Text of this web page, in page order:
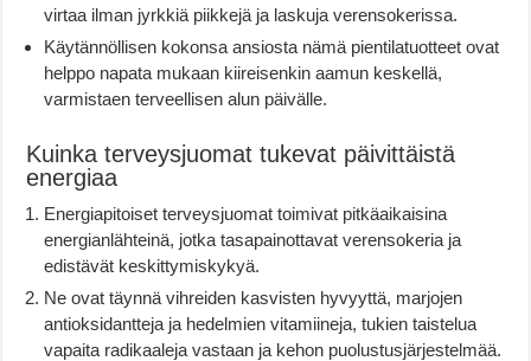
virtaa ilman jyrkkiä piikkejä ja laskuja verensokerissa.
Käytännöllisen kokonsa ansiosta nämä pientilatuotteet ovat
helppo napata mukaan kiireisenkin aamun keskellä,
varmistaen terveellisen alun päivälle.
Kuinka terveysjuomat tukevat päivittäistä
energiaa
Energiapitoiset terveysjuomat toimivat pitkäaikaisina
energianlähteinä, jotka tasapainottavat verensokeria ja
edistävät keskittymiskykyä.
Ne ovat täynnä vihreiden kasvisten hyvyyttä, marjojen
antioksidantteja ja hedelmien vitamiineja, tukien taistelua
vapaita radikaaleja vastaan ja kehon puolustusjärjestelmää.